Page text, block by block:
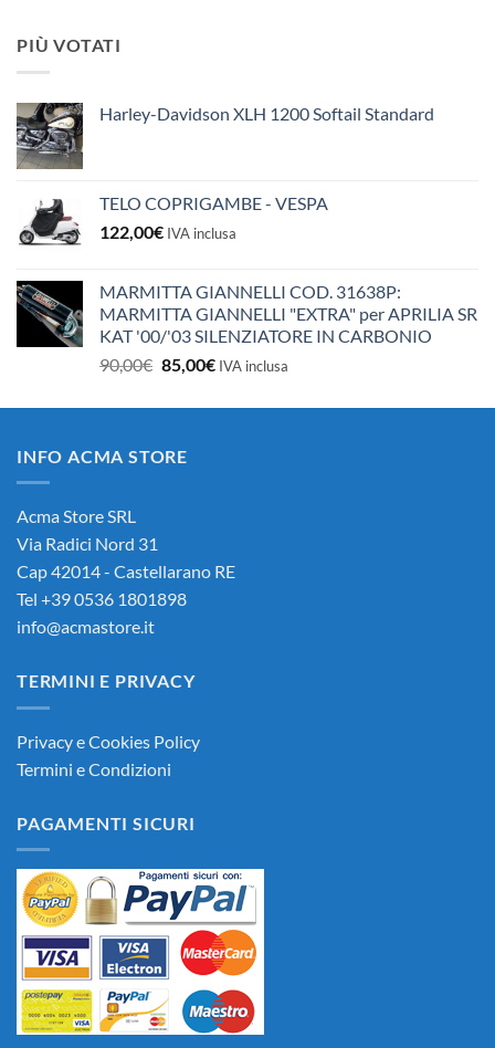
PIÙ VOTATI
Harley-Davidson XLH 1200 Softail Standard
TELO COPRIGAMBE - VESPA
122,00€ IVA inclusa
MARMITTA GIANNELLI COD. 31638P:
MARMITTA GIANNELLI "EXTRA" per APRILIA SR
KAT '00/'03 SILENZIATORE IN CARBONIO
90,00€ Il
originale
90,00€.
85,00€Il
attuale
IVA inclusa
INFO ACMA STORE
Acma Store SRL
Via Radici Nord 31
Cap 42014 - Castellarano RE
Tel +39 0536 1801898
info@acmastore.it
TERMINI E PRIVACY
Privacy e Cookies Policy
Termini e Condizioni
PAGAMENTI SICURI